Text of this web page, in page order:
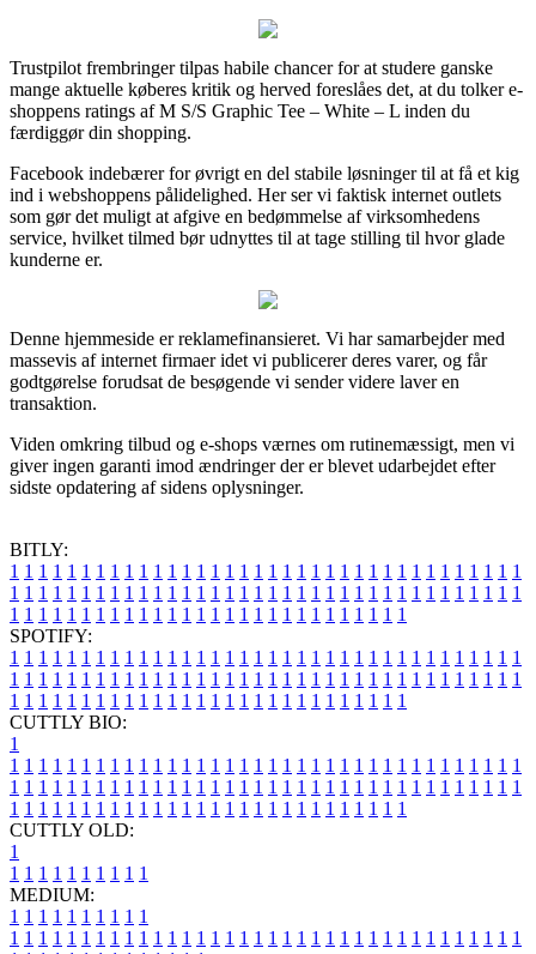
Trustpilot frembringer tilpas habile chancer for at studere ganske
mange aktuelle køberes kritik og herved foreslåes det, at du tolker e-
shoppens ratings af M S/S Graphic Tee – White – L inden du
færdiggør din shopping.
Facebook indebærer for øvrigt en del stabile løsninger til at få et kig
ind i webshoppens pålidelighed. Her ser vi faktisk internet outlets
som gør det muligt at afgive en bedømmelse af virksomhedens
service, hvilket tilmed bør udnyttes til at tage stilling til hvor glade
kunderne er.
Denne hjemmeside er reklamefinansieret. Vi har samarbejder med
massevis af internet firmaer idet vi publicerer deres varer, og får
godtgørelse forudsat de besøgende vi sender videre laver en
transaktion.
Viden omkring tilbud og e-shops værnes om rutinemæssigt, men vi
giver ingen garanti imod ændringer der er blevet udarbejdet efter
sidste opdatering af sidens oplysninger.
BITLY:
1 1 1 1 1 1 1 1 1 1 1 1 1 1 1 1 1 1 1 1 1 1 1 1 1 1 1 1 1 1 1 1 1 1 1 1
1 1 1 1 1 1 1 1 1 1 1 1 1 1 1 1 1 1 1 1 1 1 1 1 1 1 1 1 1 1 1 1 1 1 1 1
1 1 1 1 1 1 1 1 1 1 1 1 1 1 1 1 1 1 1 1 1 1 1 1 1 1 1 1
SPOTIFY:
1 1 1 1 1 1 1 1 1 1 1 1 1 1 1 1 1 1 1 1 1 1 1 1 1 1 1 1 1 1 1 1 1 1 1 1
1 1 1 1 1 1 1 1 1 1 1 1 1 1 1 1 1 1 1 1 1 1 1 1 1 1 1 1 1 1 1 1 1 1 1 1
1 1 1 1 1 1 1 1 1 1 1 1 1 1 1 1 1 1 1 1 1 1 1 1 1 1 1 1
CUTTLY BIO:
1
1 1 1 1 1 1 1 1 1 1 1 1 1 1 1 1 1 1 1 1 1 1 1 1 1 1 1 1 1 1 1 1 1 1 1 1
1 1 1 1 1 1 1 1 1 1 1 1 1 1 1 1 1 1 1 1 1 1 1 1 1 1 1 1 1 1 1 1 1 1 1 1
1 1 1 1 1 1 1 1 1 1 1 1 1 1 1 1 1 1 1 1 1 1 1 1 1 1 1 1
CUTTLY OLD:
1
1 1 1 1 1 1 1 1 1 1
MEDIUM:
1 1 1 1 1 1 1 1 1 1
1 1 1 1 1 1 1 1 1 1 1 1 1 1 1 1 1 1 1 1 1 1 1 1 1 1 1 1 1 1 1 1 1 1 1 1